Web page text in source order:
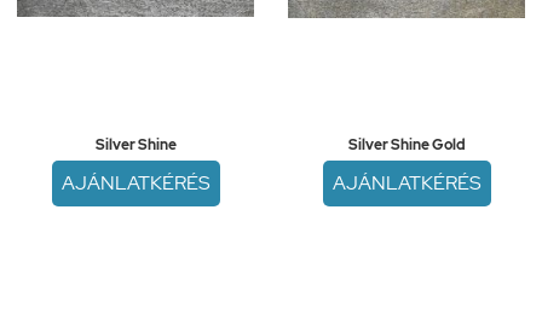
Silver Shine
AJÁNLATKÉRÉS
Silver Shine Gold
AJÁNLATKÉRÉS